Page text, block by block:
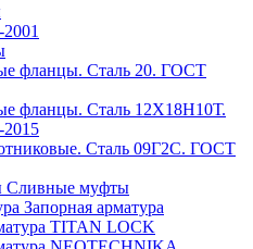
фланцы. Сталь 20. ГОСТ
фланцы. Сталь 12Х18Н10Т.
Сталь 09Г2С. ГОСТ
Сливные муфты
Запорная арматура
TITAN LOCK